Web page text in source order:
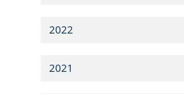
2022
2021